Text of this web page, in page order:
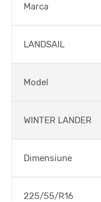
Marca
LANDSAIL
Model
WINTER LANDER
Dimensiune
225/55/R16